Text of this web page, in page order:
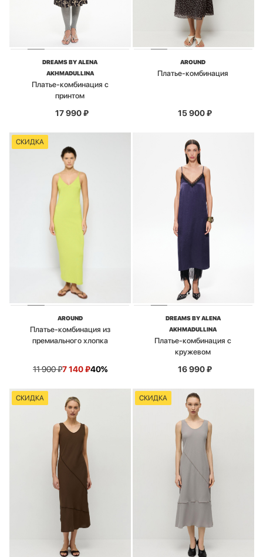
DREAMS BY ALENA
AKHMADULLINA
Платье-комбинация с
принтом
17 990₽
AROUND
Платье-комбинация
15 900₽
СКИДКА
AROUND
Платье-комбинация из
премиального хлопка
11 900₽7 140₽40%
DREAMS BY ALENA
AKHMADULLINA
Платье-комбинация с
кружевом
16 990₽
СКИДКА СКИДКА